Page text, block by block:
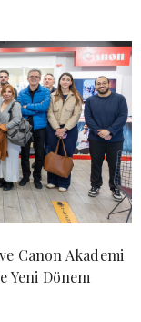
Canon Akademi
Yeni Dönem